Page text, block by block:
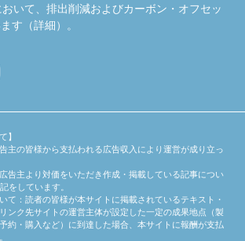
いて、排出削減およびカーボン・オフセッ
す（詳細）。
】
主の皆様から支払われる広告収入により運営が成り立っ
告主より対価をいただき作成・掲載している記事につい
をしています。
て：読者の皆様が本サイトに掲載されているテキスト・
ンク先サイトの運営主体が設定した一定の成果地点（製
約・購入など）に到達した場合、本サイトに報酬が支払